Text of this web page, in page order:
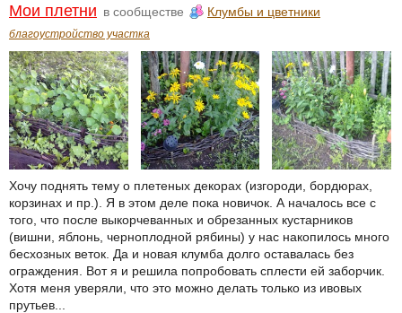
Мои плетни в сообществе Клумбы и цветники
благоустройство участка
Хочу поднять тему о плетеных декорах (изгороди, бордюрах,
корзинах и пр.). Я в этом деле пока новичок. А началось все с
того, что после выкорчеванных и обрезанных кустарников
(вишни, яблонь, черноплодной рябины) у нас накопилось много
бесхозных веток. Да и новая клумба долго оставалась без
ограждения. Вот я и решила попробовать сплести ей заборчик.
Хотя меня уверяли, что это можно делать только из ивовых
прутьев...